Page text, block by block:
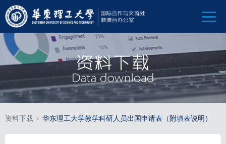
资料下载 > 华东理工大学教学科研人员出国申请表（附填表说明）